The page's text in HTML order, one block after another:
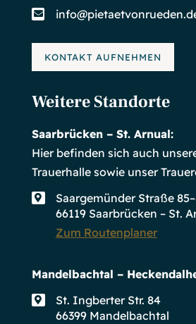

KONTAKT AUFNEHMEN
Weitere Standorte
Saarbrücken – St. Arnual:
Hier befinden sich auch
Trauerhalle sowie unser

Saargemünder Straße
66119 Saarbrücken – St.
Zum Routenplaner
Mandelbachtal –

St. Ingberter Str. 84
66399 Mandelbachtal